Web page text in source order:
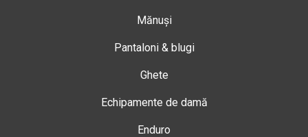
Mănuși
Pantaloni & blugi
Ghete
Echipamente de damă
Enduro